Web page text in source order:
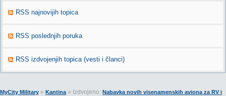
RSS najnovijih topica
RSS poslednjih poruka
RSS izdvojenjih topica (vesti i članci)
MyCity Military » Kantina» Izdvojeno: Nabavka novih visenamenskih aviona za RV i